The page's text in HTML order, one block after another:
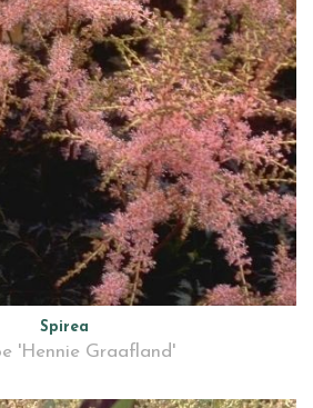
Spirea
'Hennie Graafland'